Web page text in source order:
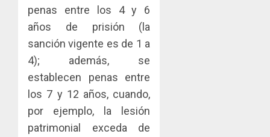
penas entre los 4 y 6
años de prisión (la
sanción vigente es de 1 a
4); además, se
establecen penas entre
los 7 y 12 años, cuando,
por ejemplo, la lesión
patrimonial exceda de